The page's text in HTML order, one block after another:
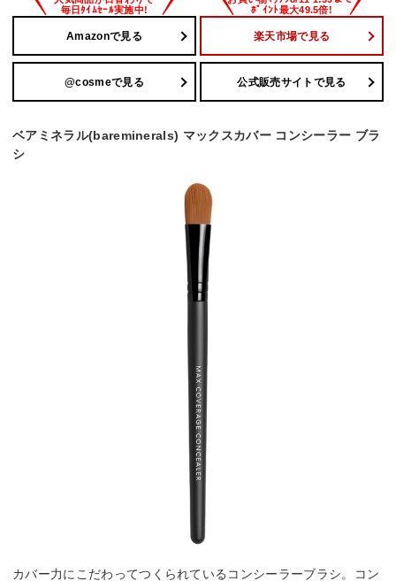
Amazonで見る 楽天市場で見る
@cosmeで見る 公式販売サイトで見る
ベアミネラル(bareminerals) マックスカバー コンシーラー ブラ
シ
カバー力にこだわってつくられているコンシーラーブラシ。コン